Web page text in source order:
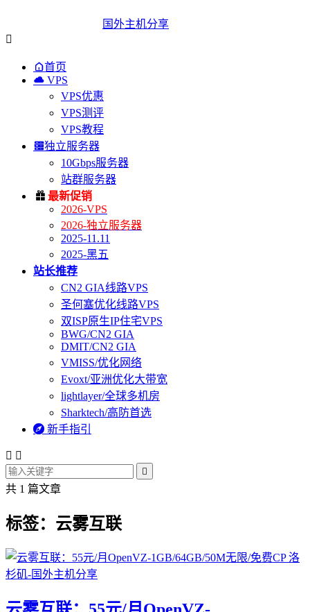
国外主机分享

首页
 VPS
VPS优惠
VPS测评
VPS教程
独立服务器
10Gbps服务器
站群服务器
 最新促销
2026-VPS
2026-独立服务器
2025-11.11
2025-黑五
站长推荐
CN2 GIA线路VPS
圣何塞优化线路VPS
双ISP原生IP住宅VPS
BWG/CN2 GIA
DMIT/CN2 GIA
VMISS/优化网络
Evoxt/亚洲优化大带宽
lightlayer/全球多机房
Sharktech/高防首选
 新手指引
 

共 1 篇文章
标签：云雾互联